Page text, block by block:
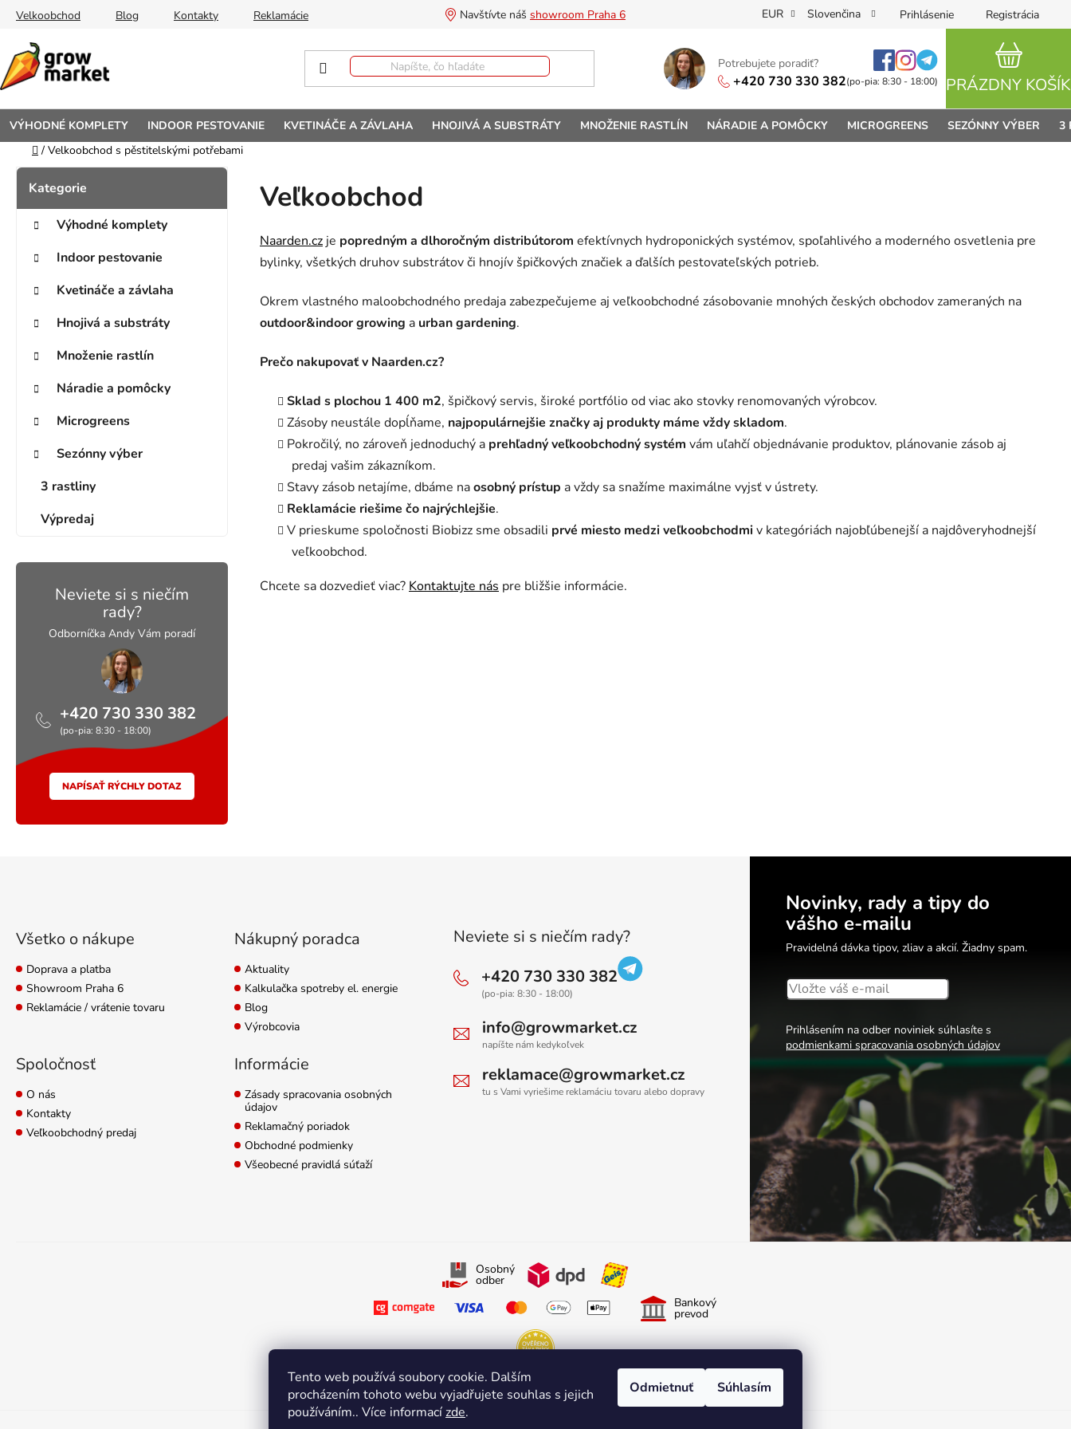
Tento web používá soubory cookie. Dalším
procházením tohoto webu vyjadřujete souhlas s jejich
používáním.. Více informacízde.
Odmietnuť Súhlasím
Prejsť na obsah
Velkoobchod Blog Kontakty Reklamácie Navštívte náš showroom Praha 6 EUR Slovenčina Prihlásenie Registrácia
Potrebujete poradiť?
+420 730 330 382(po-pia: 8:30 - 18:00) PRÁZDNY KOŠÍK
VÝHODNÉ KOMPLETY INDOOR PESTOVANIE KVETINÁČE A ZÁVLAHA HNOJIVÁ A SUBSTRÁTY MNOŽENIE RASTLÍN NÁRADIE A POMÔCKY MICROGREENS SEZÓNNY VÝBER
3
Domov
/ Velkoobchod s pěstitelskými potřebami
Bočný panel
Preskočiť kategórie
Kategórie
Výhodné komplety
Indoor pestovanie
Kvetináče a závlaha
Hnojivá a substráty
Množenie rastlín
Náradie a pomôcky
Microgreens
Sezónny výber
3 rastliny
Výpredaj
Neviete si s niečím
rady?
Odborníčka Andy Vám poradí
+420 730 330 382
(po-pia: 8:30 - 18:00)
NAPÍSAŤ RÝCHLY DOTAZ
Veľkoobchod
Naarden.cz je popredným a dlhoročným distribútorom efektívnych hydroponických systémov, spoľahlivého a moderného osvetlenia pre
bylinky, všetkých druhov substrátov či hnojív špičkových značiek a ďalších pestovateľských potrieb.
Okrem vlastného maloobchodného predaja zabezpečujeme aj veľkoobchodné zásobovanie mnohých českých obchodov zameraných na
outdoor&indoor growing a urban gardening.
Prečo nakupovať v Naarden.cz?
Sklad s plochou 1 400 m2, špičkový servis, široké portfólio od viac ako stovky renomovaných výrobcov.
Zásoby neustále dopĺňame, najpopulárnejšie značky aj produkty máme vždy skladom.
Pokročilý, no zároveň jednoduchý a prehľadný veľkoobchodný systém vám uľahčí objednávanie produktov, plánovanie zásob aj
predaj vašim zákazníkom.
Stavy zásob netajíme, dbáme naosobný prístup a vždy sa snažíme maximálne vyjsť v ústrety.
Reklamácie riešime čo najrýchlejšie.
V prieskume spoločnosti Biobizz sme obsadili prvé miesto medzi veľkoobchodmiv kategóriách najobľúbenejší a najdôveryhodnejší
veľkoobchod.
Chcete sa dozvedieť viac? Kontaktujte nás pre bližšie informácie.
Všetko o nákupe
Doprava a platba
Showroom Praha 6
Reklamácie / vrátenie tovaru
Nákupný poradca
Aktuality
Kalkulačka spotreby el. energie
Blog
Výrobcovia
Spoločnosť
O nás
Kontakty
Veľkoobchodný predaj
Informácie
Zásady spracovania osobných
údajov
Reklamačný poriadok
Obchodné podmienky
Všeobecné pravidlá súťaží
Neviete si s niečím rady?
+420 730 330 382
(po-pia: 8:30 - 18:00)
info@growmarket.cz
napíšte nám kedykoľvek
reklamace@growmarket.cz
tu s Vami vyriešime reklamáciu tovaru alebo dopravy
Novinky, rady a tipy do
vášho e-mailu
Pravidelná dávka tipov, zliav a akcií. Žiadny spam.
Prihlásením na odber noviniek súhlasíte s
podmienkami spracovania osobných údajov
Osobný
odber
Bankový
prevod
Sledujte nás na Facebooku Sledujte nás na Instagrame